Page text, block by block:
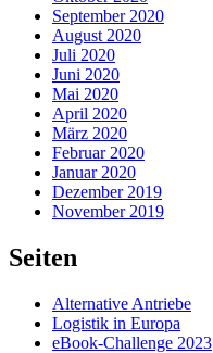
September 2020
August 2020
Juli 2020
Juni 2020
Mai 2020
April 2020
März 2020
Februar 2020
Januar 2020
Dezember 2019
November 2019
Seiten
Alternative Antriebe
Logistik in Europa
eBook-Challenge 2023